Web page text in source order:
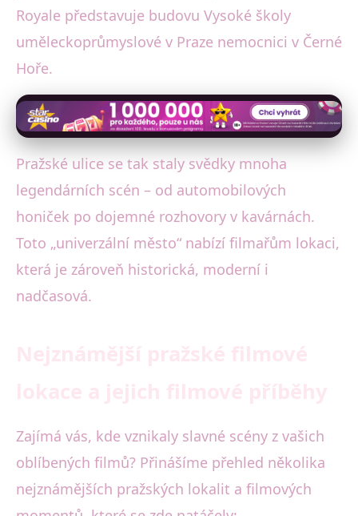
Royale představuje budovu Vysoké školy
uměleckoprůmyslové v Praze nemocnici v Černé
Hoře.
Pražské ulice se tak staly svědky mnoha
legendárních scén – od automobilových
honiček po dojemné rozhovory v kavárnách.
Toto „univerzální město“ nabízí filmařům lokaci,
která je zároveň historická, moderní i
nadčasová.
Zajímá vás, kde vznikaly slavné scény z vašich
oblíbených filmů? Přinášíme přehled několika
nejznámějších pražských lokalit a filmových